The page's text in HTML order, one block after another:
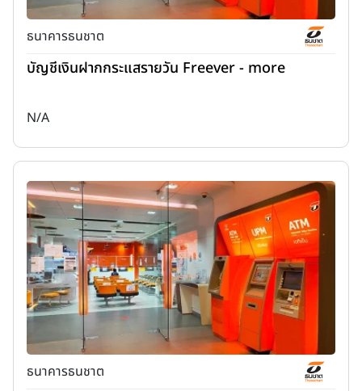
ธนาคารธนชาต
บัญชีเงินฝากกระแสรายวัน Freever - more
N/A
ธนาคารธนชาต